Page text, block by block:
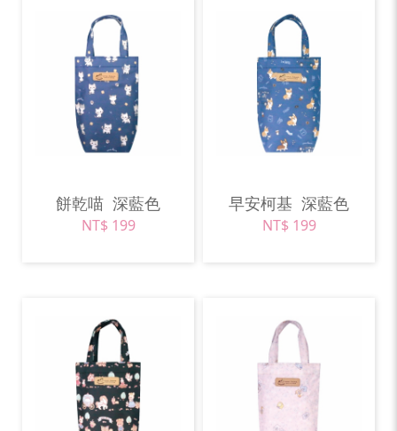
餅乾喵 深藍色
NT$ 199
早安柯基 深藍色
NT$ 199